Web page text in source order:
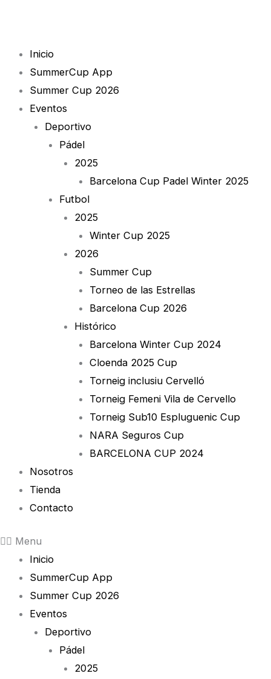
Inicio
SummerCup App
Summer Cup 2026
Eventos
Deportivo
Pádel
2025
Barcelona Cup Padel Winter 2025
Futbol
2025
Winter Cup 2025
2026
Summer Cup
Torneo de las Estrellas
Barcelona Cup 2026
Histórico
Barcelona Winter Cup 2024
Cloenda 2025 Cup
Torneig inclusiu Cervelló
Torneig Femeni Vila de Cervello
Torneig Sub10 Espluguenic Cup
NARA Seguros Cup
BARCELONA CUP 2024
Nosotros
Tienda
Contacto
Menu
Inicio
SummerCup App
Summer Cup 2026
Eventos
Deportivo
Pádel
2025